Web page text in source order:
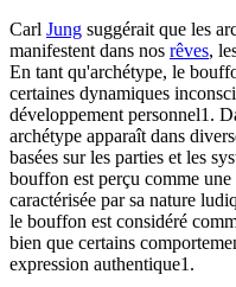
Carl Jung suggérait que les
manifestent dans nos rêves,
En tant qu'archétype, le
certaines dynamiques
développement personnel1.
archétype apparaît dans
basées sur les parties et les
bouffon est perçu comme
caractérisée par sa nature
le bouffon est considéré
bien que certains
expression authentique1.